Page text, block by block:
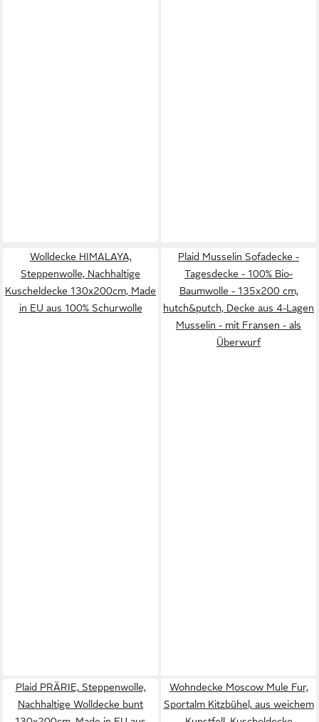
Wolldecke HIMALAYA,
Steppenwolle, Nachhaltige
Kuscheldecke 130x200cm, Made
in EU aus 100% Schurwolle
Plaid Musselin Sofadecke -
Tagesdecke - 100% Bio-
Baumwolle - 135x200 cm,
hutch&putch, Decke aus 4-Lagen
Musselin - mit Fransen - als
Überwurf
Plaid PRÄRIE, Steppenwolle,
Nachhaltige Wolldecke bunt
Wohndecke Moscow Mule Fur,
Sportalm Kitzbühel, aus weichem